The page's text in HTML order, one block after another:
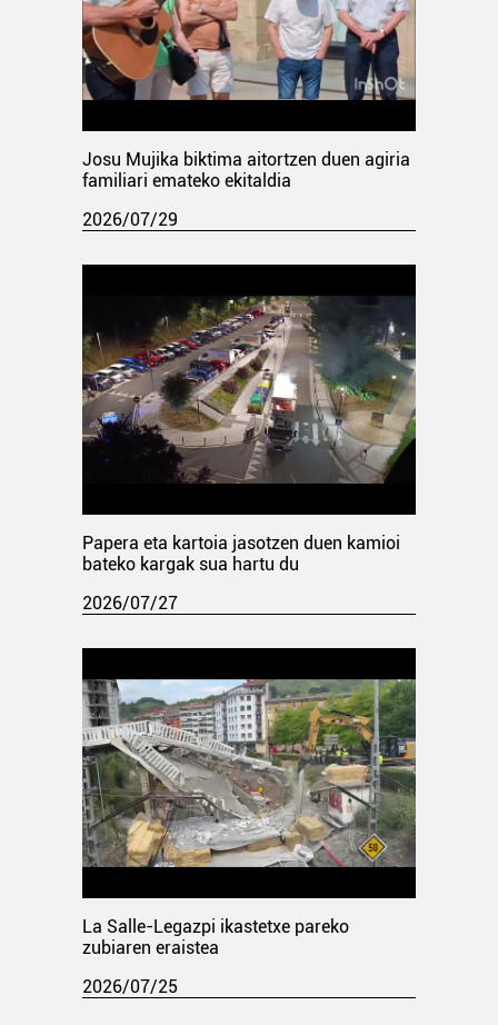
Josu Mujika biktima aitortzen duen agiria
familiari emateko ekitaldia
2026/07/29
Papera eta kartoia jasotzen duen kamioi
bateko kargak sua hartu du
2026/07/27
La Salle-Legazpi ikastetxe pareko
zubiaren eraistea
2026/07/25